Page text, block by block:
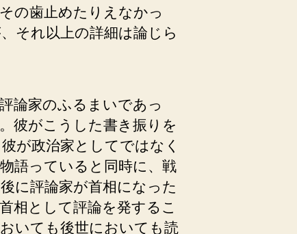
の歯止めたりえなかっ
それ以上の詳細は論じら
論家のふるまいであっ
彼がこうした書き振りを
が政治家としてではなく
語っていると同時に、戦
に評論家が首相になった
相として評論を発するこ
いても後世においても読